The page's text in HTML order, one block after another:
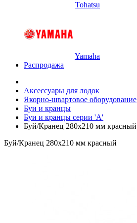
Tohatsu
Yamaha
Распродажа
Аксессуары для лодок
Якорно-швартовое оборудование
Буи и кранцы
Буи и кранцы серии 'А'
Буй/Кранец 280х210 мм красный
Буй/Кранец 280х210 мм красный